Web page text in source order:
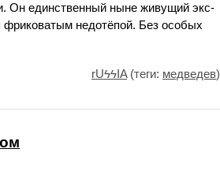
Он единственный ныне живущий экс-
фриковатым недотёпой. Без особых
rUϟϟIA(теги: медведев)